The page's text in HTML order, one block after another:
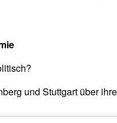
und Stuttgart über